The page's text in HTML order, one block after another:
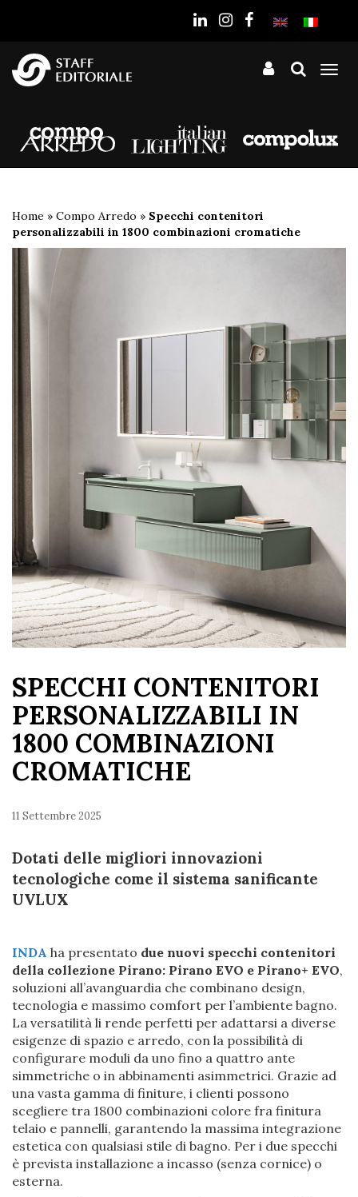
Home » Compo Arredo » Specchi contenitori
personalizzabili in 1800 combinazioni cromatiche
SPECCHI CONTENITORI
PERSONALIZZABILI IN
1800 COMBINAZIONI
CROMATICHE
11 Settembre 2025
Dotati delle migliori innovazioni
tecnologiche come il sistema sanificante
UVLUX
INDA ha presentato due nuovi specchi contenitori
della collezione Pirano: Pirano EVO e Pirano+ EVO,
soluzioni all’avanguardia che combinano design,
tecnologia e massimo comfort per l’ambiente bagno.
La versatilità li rende perfetti per adattarsi a diverse
esigenze di spazio e arredo, con la possibilità di
configurare moduli da uno fino a quattro ante
simmetriche o in abbinamenti asimmetrici. Grazie ad
una vasta gamma di finiture, i clienti possono
scegliere tra 1800 combinazioni colore fra finitura
telaio e pannelli, garantendo la massima integrazione
estetica con qualsiasi stile di bagno. Per i due specchi
è prevista installazione a incasso (senza cornice) o
esterna.